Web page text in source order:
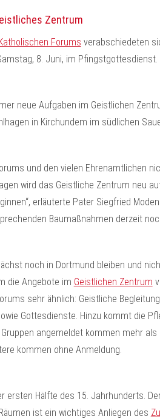
Zentrum
Forums verabschiedeten
8. Juni, im
neue Aufgaben im Geistlichen
in Kirchundem im südlichen
und den vielen Ehrenamtlichen
wird das Geistliche Zentrum neu
erläuterte Pater Siegfried
Baumaßnahmen derzeit
noch in Dortmund bleiben und
die Angebote im Geistlichen Zentrum
sehr ähnlich: Geistliche
Gottesdienste. Hinzu kommt die
angemeldet kommen mehr als
kommen ohne Anmeldung.
Hälfte des 15. Jahrhunderts.
ist ein wichtiges Anliegen des